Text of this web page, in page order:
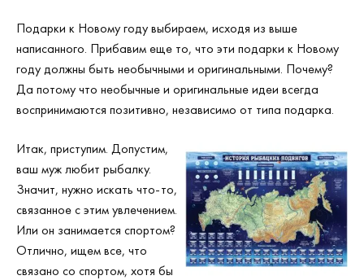
Подарки к Новому году выбираем, исходя из выше
написанного. Прибавим еще то, что эти подарки к Новому
году должны быть необычными и оригинальными. Почему?
Да потому что необычные и оригинальные идеи всегда
воспринимаются позитивно, независимо от типа подарка.
Итак, приступим. Допустим,
ваш муж любит рыбалку.
Значит, нужно искать что-то,
связанное с этим увлечением.
Или он занимается спортом?
Отлично, ищем все, что
связано со спортом, хотя бы